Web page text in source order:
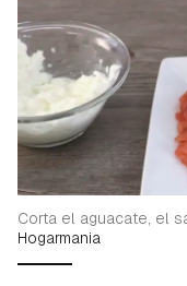
Corta el aguacate, el
Hogarmania